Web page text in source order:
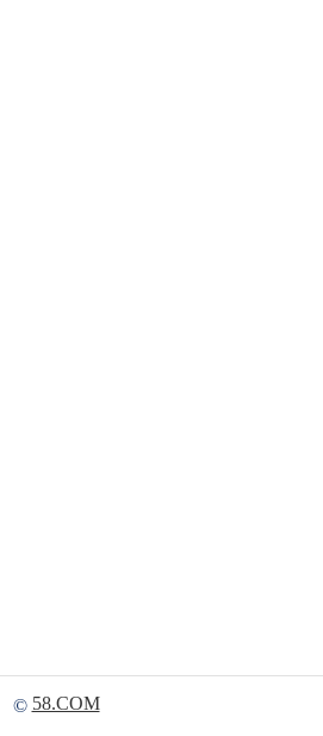
© 58.COM